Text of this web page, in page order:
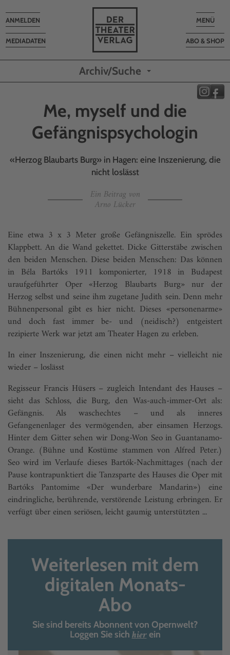
Toggle
MENÜ
ABO & SHOP
MEDIADATEN
Toggle
navigation
ANMELDEN
Archiv/Suche
Me, myself und die
Gefängnispsychologin
«Herzog Blaubarts Burg» in Hagen: eine Inszenierung, die
nicht loslässt
Ein Beitrag von
Arno Lücker
Eine etwa 3 x 3 Meter große Gefängniszelle. Ein sprödes
Klappbett. An die Wand gekettet. Dicke Gitterstäbe zwischen
den beiden Menschen. Diese beiden Menschen: Das können
in Béla Bartóks 1911 komponierter, 1918 in Budapest
uraufgeführter Oper «Herzog Blaubarts Burg» nur der
Herzog selbst und seine ihm zugetane Judith sein. Denn mehr
Bühnenpersonal gibt es hier nicht. Dieses «personenarme»
und doch fast immer be- und (neidisch?) entgeistert
rezipierte Werk war jetzt am Theater Hagen zu erleben.
In einer Inszenierung, die einen nicht mehr – vielleicht nie
wieder – loslässt
Regisseur Francis Hüsers – zugleich Intendant des Hauses –
sieht das Schloss, die Burg, den Was-auch-immer-Ort als:
Gefängnis. Als waschechtes – und als inneres
Gefangenenlager des vermögenden, aber einsamen Herzogs.
Hinter dem Gitter sehen wir Dong-Won Seo in Guantanamo-
Orange. (Bühne und Kostüme stammen von Alfred Peter.)
Seo wird im Verlaufe dieses Bartók-Nachmittages (nach der
Pause kontrapunktiert die Tanzsparte des Hauses die Oper mit
Bartóks Pantomime «Der wunderbare Mandarin») eine
eindringliche, berührende, verstörende Leistung erbringen. Er
verfügt über einen seriösen, leicht gaumig unterstützten ...
Weiterlesen mit dem
digitalen Monats-
Abo
Sie sind bereits Abonnent von Opernwelt?
Loggen Sie sich hierein